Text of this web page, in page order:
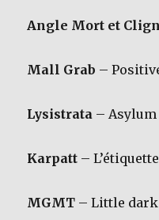
Angle Mort et
Mall Grab –
Lysistrata – Asylum
Karpatt – L’étiquette
MGMT – Little dark